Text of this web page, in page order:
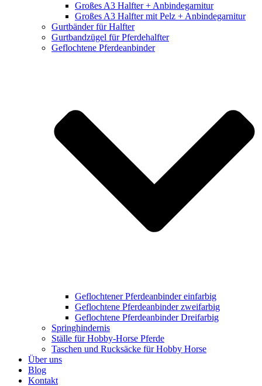
Großes A3 Halfter + Anbindegarnitur
Großes A3 Halfter mit Pelz + Anbindegarnitur
Gurtbänder für Halfter
Gurtbandzügel für Pferdehalfter
Geflochtene Pferdeanbinder
Geflochtener Pferdeanbinder einfarbig
Geflochtene Pferdeanbinder zweifarbig
Geflochtene Pferdeanbinder Dreifarbig
Springhindernis
Ställe für Hobby-Horse Pferde
Taschen und Rucksäcke für Hobby Horse
Über uns
Blog
Kontakt